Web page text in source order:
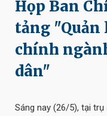
Họp Ban
tảng "Quản
chính
dân"
Sáng nay (26/5), tại